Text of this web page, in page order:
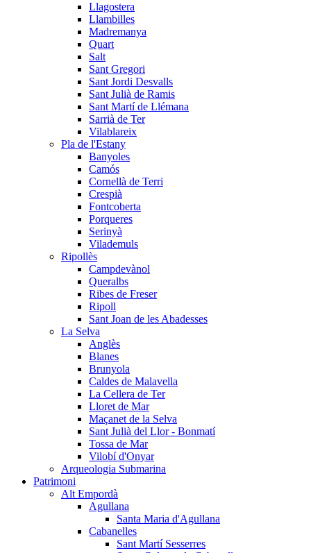
Llagostera
Llambilles
Madremanya
Quart
Salt
Sant Gregori
Sant Jordi Desvalls
Sant Julià de Ramis
Sant Martí de Llémana
Sarrià de Ter
Vilablareix
Pla de l'Estany
Banyoles
Camós
Cornellà de Terri
Crespià
Fontcoberta
Porqueres
Serinyà
Vilademuls
Ripollès
Campdevànol
Queralbs
Ribes de Freser
Ripoll
Sant Joan de les Abadesses
La Selva
Anglès
Blanes
Brunyola
Caldes de Malavella
La Cellera de Ter
Lloret de Mar
Maçanet de la Selva
Sant Julià del Llor - Bonmatí
Tossa de Mar
Vilobí d'Onyar
Arqueologia Submarina
Patrimoni
Alt Empordà
Agullana
Santa Maria d'Agullana
Cabanelles
Sant Martí Sesserres